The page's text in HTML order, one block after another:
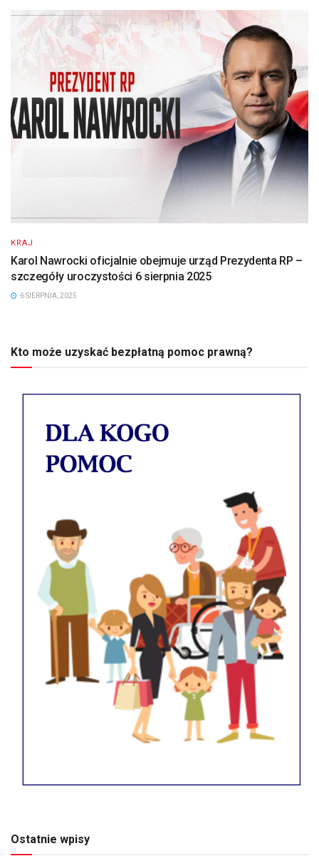
KRAJ
Karol Nawrocki oficjalnie obejmuje urząd Prezydenta RP –
szczegóły uroczystości 6 sierpnia 2025
6 SIERPNIA, 2025
Kto może uzyskać bezpłatną pomoc prawną?
Ostatnie wpisy